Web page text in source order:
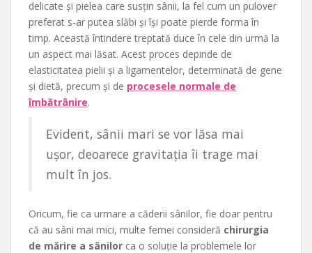
delicate și pielea care susțin sânii, la fel cum un pulover
preferat s-ar putea slăbi și își poate pierde forma în
timp. Această întindere treptată duce în cele din urmă la
un aspect mai lăsat. Acest proces depinde de
elasticitatea pielii și a ligamentelor, determinată de gene
și dietă, precum și de procesele normale de
îmbătrânire.
Evident, sânii mari se vor lăsa mai
ușor, deoarece gravitația îi trage mai
mult în jos.
Oricum, fie ca urmare a căderii sânilor, fie doar pentru
că au sâni mai mici, multe femei consideră chirurgia
de mărire a sânilor ca o soluție la problemele lor